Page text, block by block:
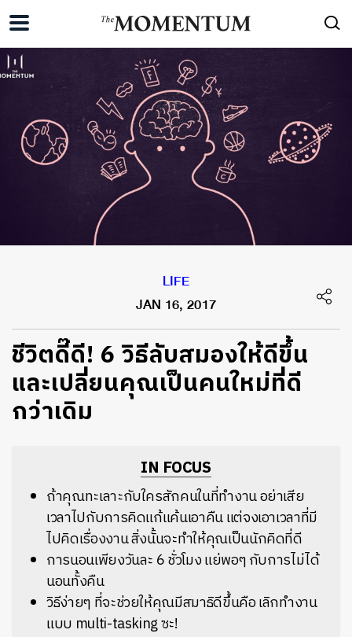
LIFE
JAN 16, 2017
ชีวิตดี๊ดี! 6 วิธีลับสมองให้ดีขึ้น
และเปลี่ยนคุณเป็นคนใหม่ที่ดี
กว่าเดิม
IN FOCUS
ถ้าคุณทะเลาะกับใครสักคนในที่ทำงาน อย่าเสีย
เวลาไปกับการคิดแก้แค้นเอาคืน แต่จงเอาเวลาที่มี
ไปคิดเรื่องงาน สิ่งนั้นจะทำให้คุณเป็นนักคิดที่ดี
การนอนเพียงวันละ 6 ชั่วโมง แย่พอๆ กับการไม่ได้
นอนทั้งคืน
วิธีง่ายๆ ที่จะช่วยให้คุณมีสมาธิดีขึ้นคือ เลิกทำงาน
แบบ multi-tasking ซะ!